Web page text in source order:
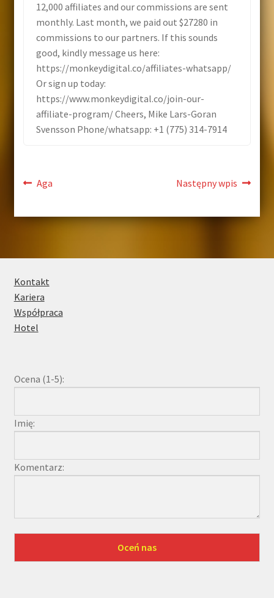
Kontakt12,000 affiliates and our commissions are sent
monthly. Last month, we paid out $27280 in
commissions to our partners. If this sounds
good, kindly message us here:
https://monkeydigital.co/affiliates-whatsapp/
Or sign up today:
https://www.monkeydigital.co/join-our-
affiliate-program/ Cheers, Mike Lars-Goran
Svensson Phone/whatsapp: +1 (775) 314-7914
Aga Następny wpis
Kontakt
Kariera
Współpraca
Hotel
Ocena (1-5):
Imię:
Komentarz: